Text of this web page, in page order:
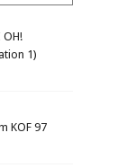
OH!
1)
KOF 97